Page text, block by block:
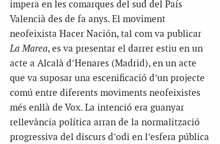
impera en les comarques del sud del País
Valencià des de fa anys. El moviment
neofeixista Hacer Nación, tal com va publicar
La Marea, es va presentar el darrer estiu en un
acte a Alcalà d’Henares (Madrid), en un acte
que va suposar una escenificació d’un projecte
comú entre diferents moviments neofeixistes
més enllà de Vox. La intenció era guanyar
rellevància política arran de la normalització
progressiva del discurs d’odi en l’esfera pública